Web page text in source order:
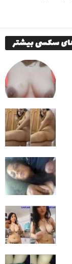
سکسی بیشتر